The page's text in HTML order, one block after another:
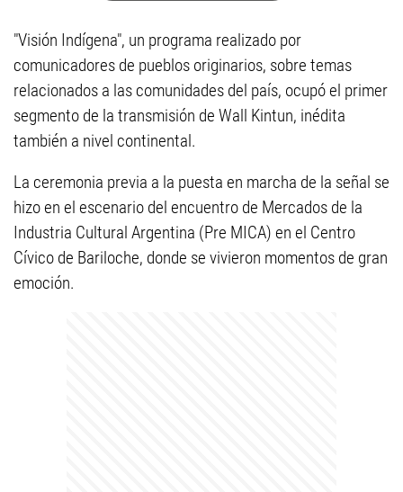
"Visión Indígena", un programa realizado por
comunicadores de pueblos originarios, sobre temas
relacionados a las comunidades del país, ocupó el primer
segmento de la transmisión de Wall Kintun, inédita
también a nivel continental.
La ceremonia previa a la puesta en marcha de la señal se
hizo en el escenario del encuentro de Mercados de la
Industria Cultural Argentina (Pre MICA) en el Centro
Cívico de Bariloche, donde se vivieron momentos de gran
emoción.